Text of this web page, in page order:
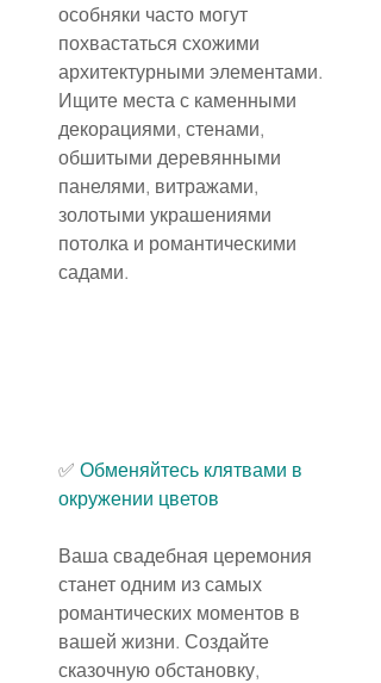
особняки часто могут
похвастаться схожими
архитектурными элементами.
Ищите места с каменными
декорациями, стенами,
обшитыми деревянными
панелями, витражами,
золотыми украшениями
потолка и романтическими
садами.
✅ Обменяйтесь клятвами в
окружении цветов
Ваша свадебная церемония
станет одним из самых
романтических моментов в
вашей жизни. Создайте
сказочную обстановку,